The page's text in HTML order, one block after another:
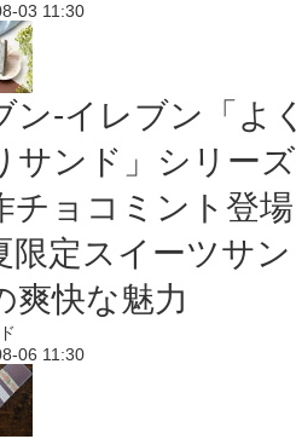
03 11:30
ン‐イレブン「よく
サンド」シリーズ
チョコミント登場
限定スイーツサン
爽快な魅力
06 11:30